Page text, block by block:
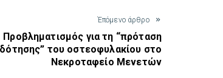
Έπόμενο άρθρο
Προβληματισμός για τη “πρόταση
του οστεοφυλακίου στο
Νεκροταφείο Μενετών